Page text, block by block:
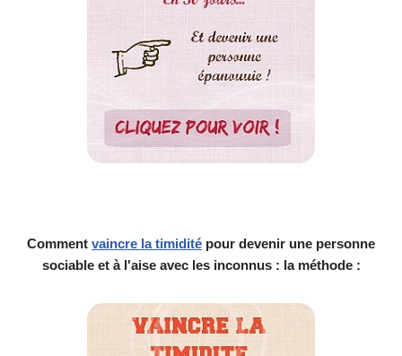
Comment vaincre la timidité pour devenir une personne
sociable et à l'aise avec les inconnus : la méthode :